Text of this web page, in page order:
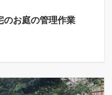
のお庭の管理作業